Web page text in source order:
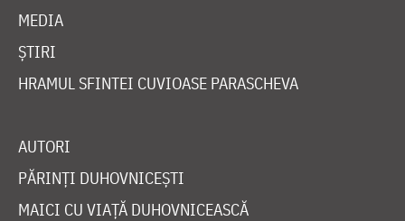
MEDIA
ȘTIRI
HRAMUL SFINTEI CUVIOASE PARASCHEVA
AUTORI
PĂRINȚI DUHOVNICEȘTI
MAICI CU VIAȚĂ DUHOVNICEASCĂ